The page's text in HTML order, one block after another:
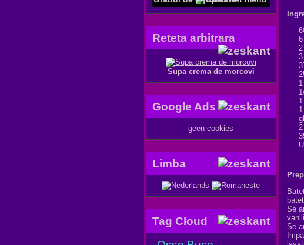
Reteta arbitrara
Supa crema de morcovi
Google Ads
geen cookies
Limba
Tag Cloud
1
Se
Se